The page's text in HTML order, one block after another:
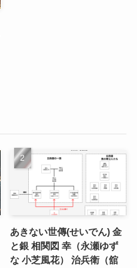
あきない世傳(せいでん) 金
と銀 相関図 幸（永瀬ゆず
な 小芝風花） 治兵衛（舘